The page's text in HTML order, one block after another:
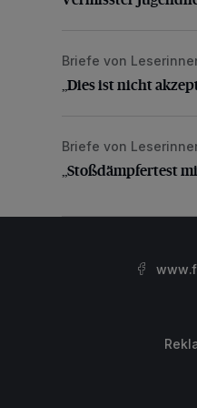
„Dies ist nicht
Briefe von
„Dies ist nicht
„Stoßdämpfertest
Briefe von
„Stoßdämpfertest